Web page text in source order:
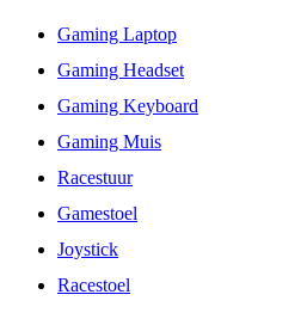
Gaming Laptop
Gaming Headset
Gaming Keyboard
Gaming Muis
Racestuur
Gamestoel
Joystick
Racestoel